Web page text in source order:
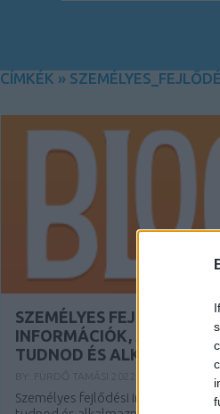
CÍMKÉK »
SZEMÉLYES FEJLŐDÉSI
INFORMÁCIÓK,
TUDNOD ÉS
Személyes fejlődési információk,